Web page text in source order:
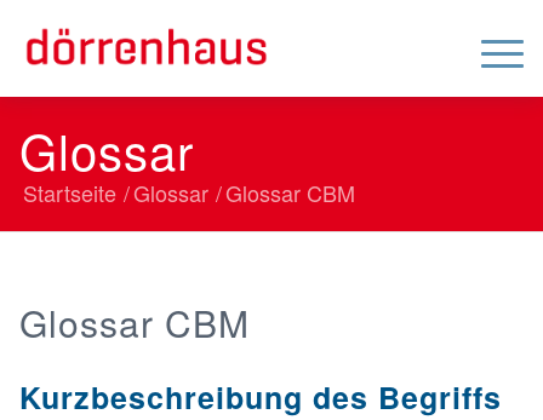
Glossar
Startseite /Glossar /Glossar CBM
Glossar CBM
Kurzbeschreibung des Begriffs